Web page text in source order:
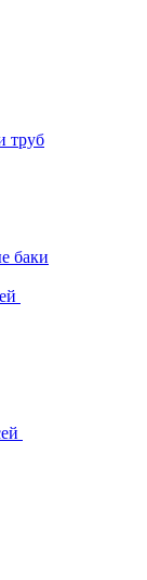
труб
баки